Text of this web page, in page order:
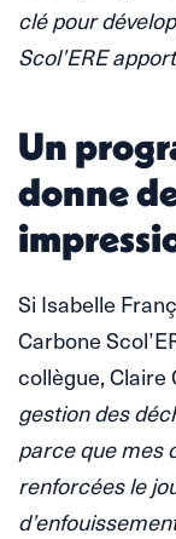
clé pour
Scol’ERE
Un
donne
Si Isabelle
Carbone
collègue, Claire
gestion des
parce que mes
renforcées le